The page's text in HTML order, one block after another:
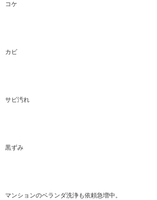
コケ
カビ
サビ汚れ
黒ずみ
マンションのベランダ洗浄も依頼急増中。